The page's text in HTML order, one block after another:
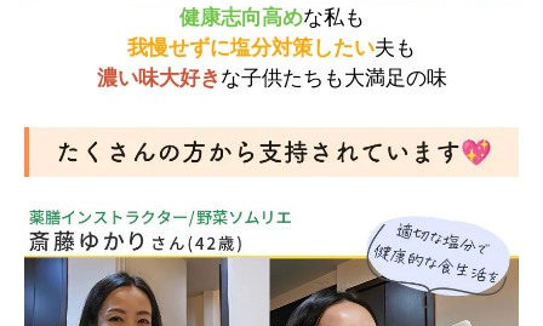
健康志向高めな私も
我慢せずに塩分対策したい夫も
濃い味大好き な子供たちも大満足の味